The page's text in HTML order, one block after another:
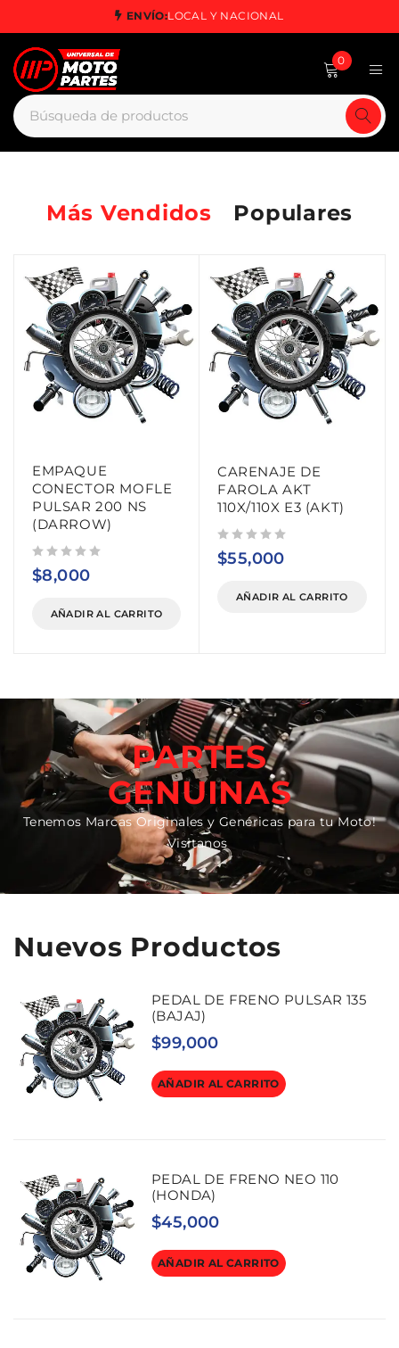
ENVÍO:LOCAL Y NACIONAL
0
Más Vendidos Populares
EMPAQUE
CONECTOR MOFLE
PULSAR 200 NS
(DARROW)
$8,000
AÑADIR AL CARRITO
CARENAJE DE
FAROLA AKT
110X/110X E3 (AKT)
$55,000
AÑADIR AL CARRITO
PARTES
GENUINAS
Tenemos Marcas Originales y Genéricas para tu Moto!
Visitanos
Nuevos Productos
PEDAL DE FRENO PULSAR 135
(BAJAJ)
$99,000
AÑADIR AL CARRITO
PEDAL DE FRENO NEO 110
(HONDA)
$45,000
AÑADIR AL CARRITO